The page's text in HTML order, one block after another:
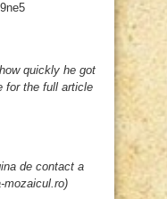
quickly he got
for the full article
de contact a
mozaicul.ro)